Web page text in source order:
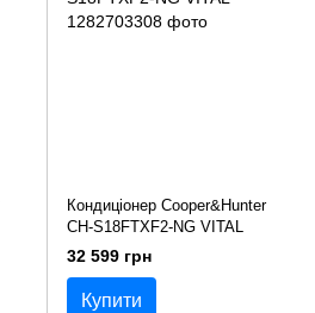
Кондиціонер Cooper&Hunter
CH-S18FTXF2-NG VITAL
32 599 грн
Купити